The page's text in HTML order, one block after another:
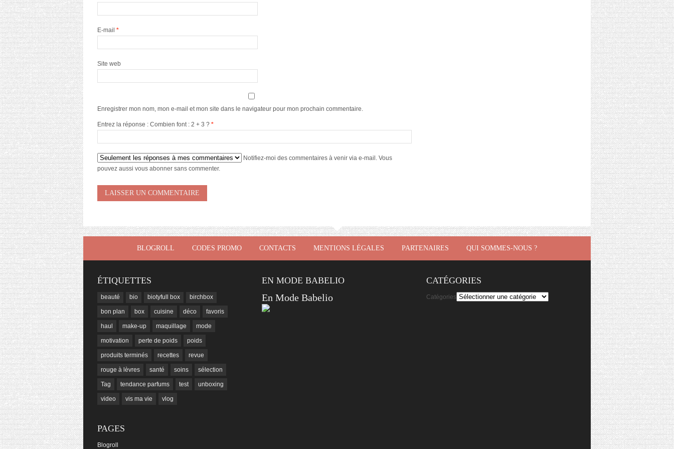
E-mail *
Site web
Enregistrer mon nom, mon e-mail et mon site dans le navigateur pour mon prochain commentaire.
Entrez la réponse : Combien font : 2 + 3 ? *
Notifiez-moi des commentaires à venir via e-mail. Vous
pouvez aussi vous abonner sans commenter.
BLOGROLL CODES PROMO CONTACTS MENTIONS LÉGALES PARTENAIRES QUI SOMMES-NOUS ?
ÉTIQUETTES
beauté bio biotyfull box birchbox
bon plan box cuisine déco favoris
haul make-up maquillage mode
motivation perte de poids poids
produits terminés recettes revue
rouge à lèvres santé soins sélection
Tag tendance parfums test unboxing
video vis ma vie vlog
PAGES
Blogroll
EN MODE BABELIO
En Mode Babelio
CATÉGORIES
Catégories